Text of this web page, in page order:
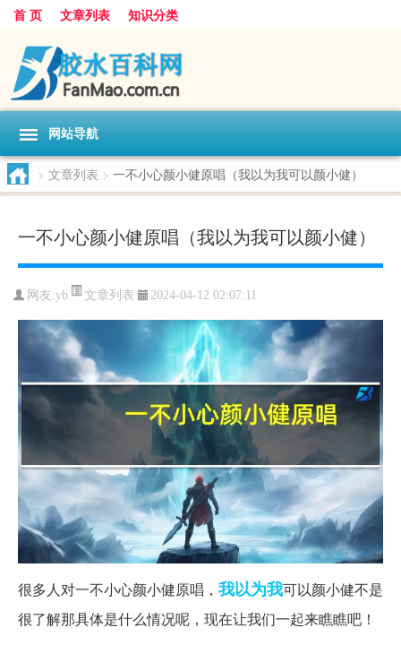
首 页 文章列表 知识分类
网站导航
> 文章列表 > 一不小心颜小健原唱（我以为我可以颜小健）
一不小心颜小健原唱（我以为我可以颜小健）
网友:yb 文章列表 2024-04-12 02:07:11
很多人对一不小心颜小健原唱， 我以为我可以颜小健不是
很了解那具体是什么情况呢，现在让我们一起来瞧瞧吧！